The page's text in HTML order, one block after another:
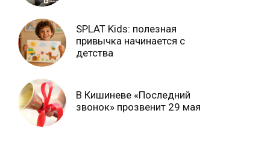
SPLAT Kids: полезная
привычка начинается с
детства
В Кишиневе «Последний
звонок» прозвенит 29 мая